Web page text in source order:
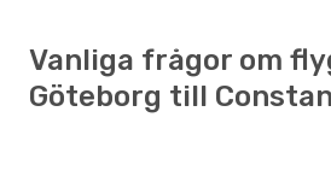
Vanliga frågor om
Göteborg till